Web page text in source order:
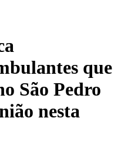
que
São Pedro
nesta